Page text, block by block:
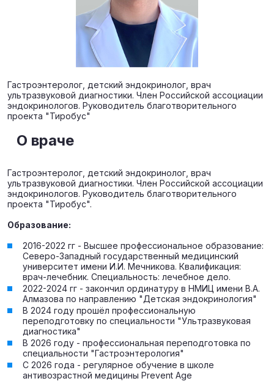
Гастроэнтеролог, детский эндокринолог, врач
ультразвуковой диагностики. Член Российской ассоциации
эндокринологов. Руководитель благотворительного
проекта "Тиробус"
О враче
Гастроэнтеролог, детский эндокринолог, врач
ультразвуковой диагностики. Член Российской ассоциации
эндокринологов. Руководитель благотворительного
проекта "Тиробус".
Образование:
2016-2022 гг - Высшее профессиональное образование:
Северо-Западный государственный медицинский
университет имени И.И. Мечникова. Квалификация:
врач-лечебник. Специальность: лечебное дело.
2022-2024 гг - закончил ординатуру в НМИЦ имени В.А.
Алмазова по направлению "Детская эндокринология"
В 2024 году прошёл профессиональную
переподготовку по специальности "Ультразвуковая
диагностика"
В 2026 году - профессиональная переподготовка по
специальности "Гастроэнтерология"
С 2026 года - регулярное обучение в школе
антивозрастной медицины Prevent Age